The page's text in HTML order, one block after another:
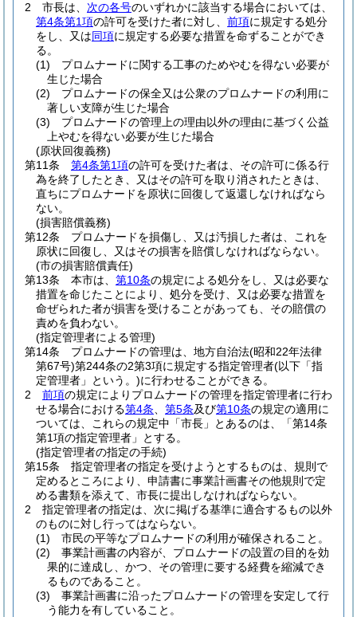
2
市長は、 次の各号のいずれかに該当する場合においては、
第4条第1項の許可を受けた者に対し、 前項に規定する処分
をし、又は同項に規定する必要な措置を命ずることができ
る。
(1)
プロムナードに関する工事のためやむを得ない必要が
生じた場合
(2)
プロムナードの保全又は公衆のプロムナードの利用に
著しい支障が生じた場合
(3)
プロムナードの管理上の理由以外の理由に基づく公益
上やむを得ない必要が生じた場合
(原状回復義務)
第11条
第4条第1項の許可を受けた者は、その許可に係る行
為を終了したとき、又はその許可を取り消されたときは、
直ちにプロムナードを原状に回復して返還しなければなら
ない。
(損害賠償義務)
第12条
プロムナードを損傷し、又は汚損した者は、これを
原状に回復し、又はその損害を賠償しなければならない。
(市の損害賠償責任)
第13条
本市は、 第10条の規定による処分をし、又は必要な
措置を命じたことにより、処分を受け、又は必要な措置を
命ぜられた者が損害を受けることがあっても、その賠償の
責めを負わない。
(指定管理者による管理)
第14条
プロムナードの管理は、地方自治法(昭和22年法律
第67号)第244条の2第3項に規定する指定管理者(以下「指
定管理者」という。)に行わせることができる。
2
前項の規定によりプロムナードの管理を指定管理者に行わ
せる場合における第4条 第5条及び第10条の規定の適用に
ついては、これらの規定中「市長」とあるのは、「第14条
第1項の指定管理者」とする。
(指定管理者の指定の手続)
第15条
指定管理者の指定を受けようとするものは、規則で
定めるところにより、申請書に事業計画書その他規則で定
める書類を添えて、市長に提出しなければならない。
2
指定管理者の指定は、次に掲げる基準に適合するもの以外
のものに対し行ってはならない。
(1)
市民の平等なプロムナードの利用が確保されること。
(2)
事業計画書の内容が、プロムナードの設置の目的を効
果的に達成し、かつ、その管理に要する経費を縮減でき
るものであること。
(3)
事業計画書に沿ったプロムナードの管理を安定して行
う能力を有していること。